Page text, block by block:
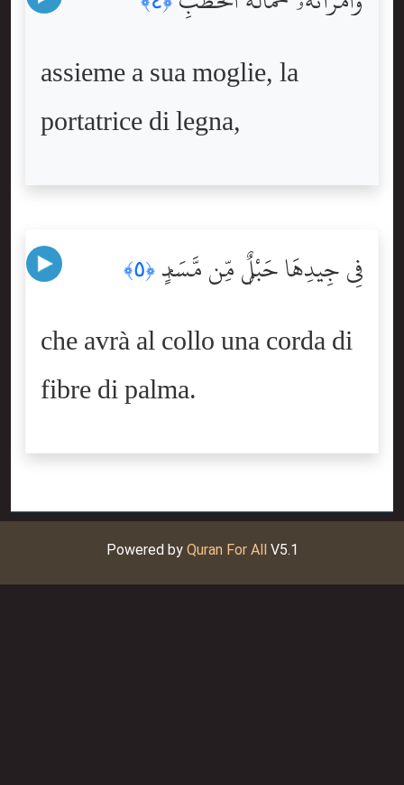
assieme a sua moglie, la
portatrice di legna,
فِى جِيدِهَا حَبْلٌۭ مِّن مَّسَدٍۭ ﴿٥﴾
che avrà al collo una corda di
fibre di palma.
Powered by Quran For AllV5.1